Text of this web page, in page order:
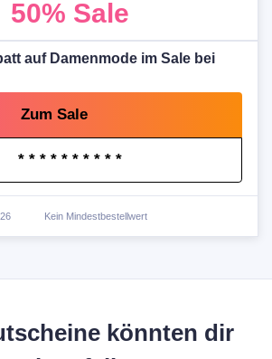
50% Sale
auf Damenmode im Sale bei
Zum Sale
* * * * * * * * * *
Kein Mindestbestellwert
könnten dir